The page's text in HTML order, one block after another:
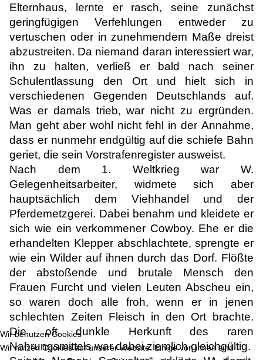
Elternhaus, lernte er rasch, seine zunächst
geringfügigen Verfehlungen entweder zu
vertuschen oder in zunehmendem Maße dreist
abzustreiten. Da niemand daran interessiert war,
ihn zu halten, verließ er bald nach seiner
Schulentlassung den Ort und hielt sich in
verschiedenen Gegenden Deutschlands auf.
Was er damals trieb, war nicht zu ergründen.
Man geht aber wohl nicht fehl in der Annahme,
dass er nunmehr endgültig auf die schiefe Bahn
geriet, die sein Vorstrafenregister ausweist.
Nach dem 1. Weltkrieg war W.
Gelegenheitsarbeiter, widmete sich aber
hauptsächlich dem Viehhandel und der
Pferdemetzgerei. Dabei benahm und kleidete er
sich wie ein verkommener Cowboy. Ehe er die
erhandelten Klepper abschlachtete, sprengte er
wie ein Wilder auf ihnen durch das Dorf. Flößte
der abstoßende und brutale Mensch den
Frauen Furcht und vielen Leuten Abscheu ein,
so waren doch alle froh, wenn er in jenen
schlechten Zeiten Fleisch in den Ort brachte.
Die oft dunkle Herkunft des raren
Nahrungsmittels war dabei ziemlich gleichgültig.
Wir benutzen Cookies
Wir nutzen Cookies auf unserer Website. Einige von ihnen sind